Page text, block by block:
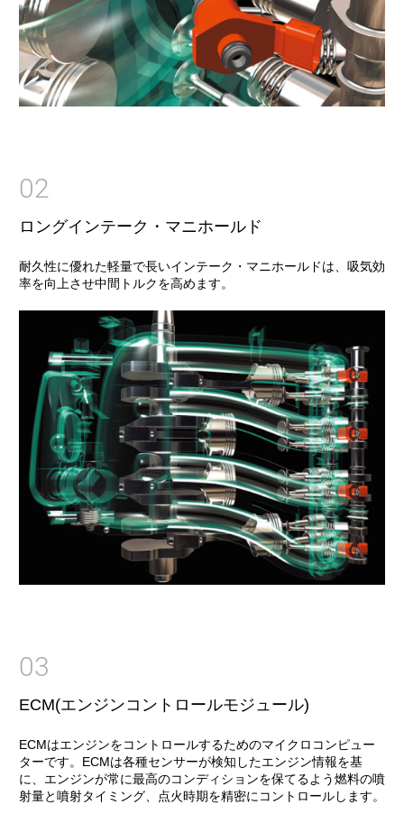
02
ロングインテーク・マニホールド
耐久性に優れた軽量で長いインテーク・マニホールドは、吸気効
率を向上させ中間トルクを高めます。
03
ECM(エンジンコントロールモジュール)
ECMはエンジンをコントロールするためのマイクロコンピュー
ターです。ECMは各種センサーが検知したエンジン情報を基
に、エンジンが常に最高のコンディションを保てるよう燃料の噴
射量と噴射タイミング、点火時期を精密にコントロールします。